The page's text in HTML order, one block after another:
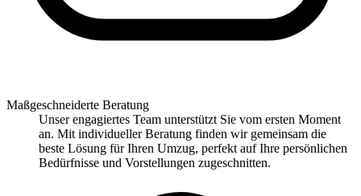
Maßgeschneiderte Beratung
Unser engagiertes Team unterstützt Sie vom ersten Moment
an. Mit individueller Beratung finden wir gemeinsam die
beste Lösung für Ihren Umzug, perfekt auf Ihre persönlichen
Bedürfnisse und Vorstellungen zugeschnitten.